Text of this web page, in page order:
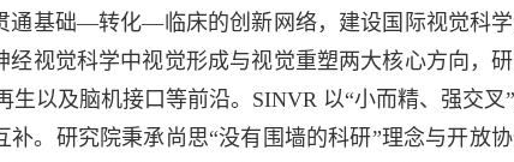
通基础—转化—临床的创新网络，建设国际视觉科
视觉科学中视觉形成与视觉重塑两大核心方向，研
以及脑机接口等前沿。SINVR 以“小而精、强交
。研究院秉承尚思“没有围墙的科研”理念与开放